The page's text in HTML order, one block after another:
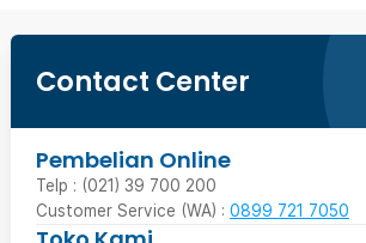
Contact Center
Pembelian Online
Telp : (021) 39 700 200
Customer Service (WA) : 0899 721 7050